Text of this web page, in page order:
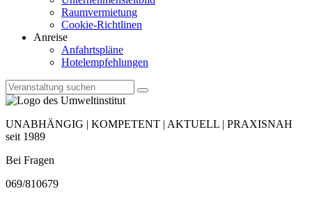
Raumvermietung
Cookie-Richtlinen
Anreise
Anfahrtspläne
Hotelempfehlungen
UNABHÄNGIG | KOMPETENT | AKTUELL | PRAXISNAH
seit 1989
Bei Fragen
069/810679